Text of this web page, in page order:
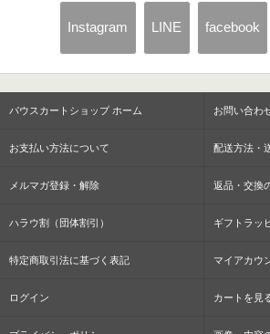
Instagram LINE facebook
パウスカートショップ ホーム お問い合わ
お支払い方法について 配送方法・
メルマガ登録・解除 返品・交換
ハラウ割（団体割引） ギフトラッ
特定商取引法に基づく表記 マイアカウ
ログイン カートを見